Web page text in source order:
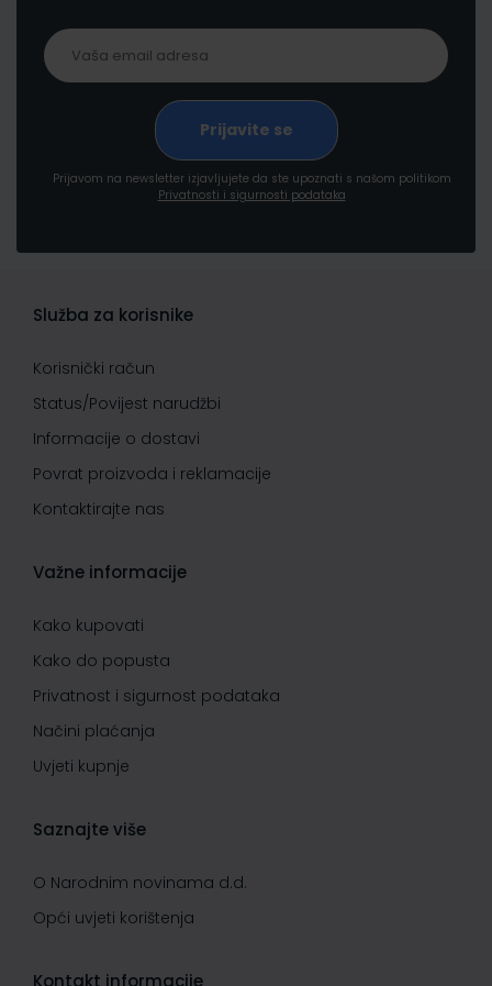
Prijavom na newsletter izjavljujete da ste upoznati s našom politikom
Privatnosti i sigurnosti podataka
Služba za korisnike
Korisnički račun
Status/Povijest narudžbi
Informacije o dostavi
Povrat proizvoda i reklamacije
Kontaktirajte nas
Važne informacije
Kako kupovati
Kako do popusta
Privatnost i sigurnost podataka
Načini plaćanja
Uvjeti kupnje
Saznajte više
O Narodnim novinama d.d.
Opći uvjeti korištenja